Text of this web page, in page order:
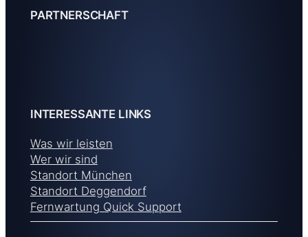
PARTNERSCHAFT
INTERESSANTE LINKS
Was wir leisten
Wer wir sind
Standort München
Standort Deggendorf
Fernwartung Quick Support